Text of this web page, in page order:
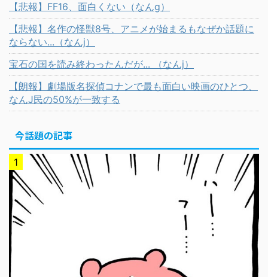
【悲報】FF16、面白くない（なんg）
【悲報】名作の怪獣8号、アニメが始まるもなぜか話題に
ならない...（なんj）
宝石の国を読み終わったんだが... （なんj）
【朗報】劇場版名探偵コナンで最も面白い映画のひとつ、
なんJ民の50%が一致する
今話題の記事